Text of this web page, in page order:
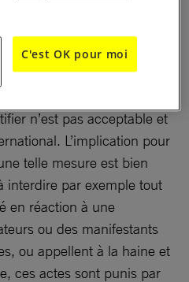
organisateurs pour le
n’est pas acceptable et
L’implication pour
telle mesure est bien
interdire par exemple tout
en réaction à une
ou des manifestants
ou appellent à la haine et
ces actes sont punis par
C'est OK pour moi